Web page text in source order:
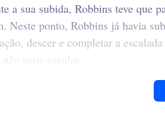
a sua subida, Robbins teve que
Neste ponto, Robbins já havia
descer e completar a
mais escalar...